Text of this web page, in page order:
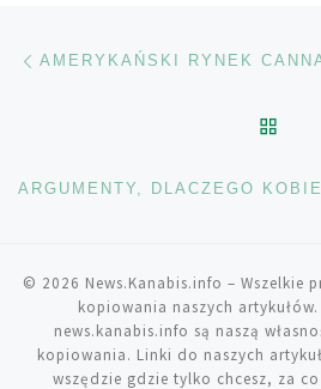
Nawigacja wpisu
© 2026 News.Kanabis.info – Wszelkie
kopiowania naszych
news.kanabis.info są naszą
kopiowania. Linki do naszych
wszędzie gdzie tylko chcesz, za